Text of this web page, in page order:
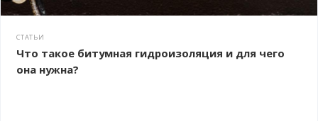
СТАТЬИ
Что такое битумная гидроизоляция и для чего
она нужна?